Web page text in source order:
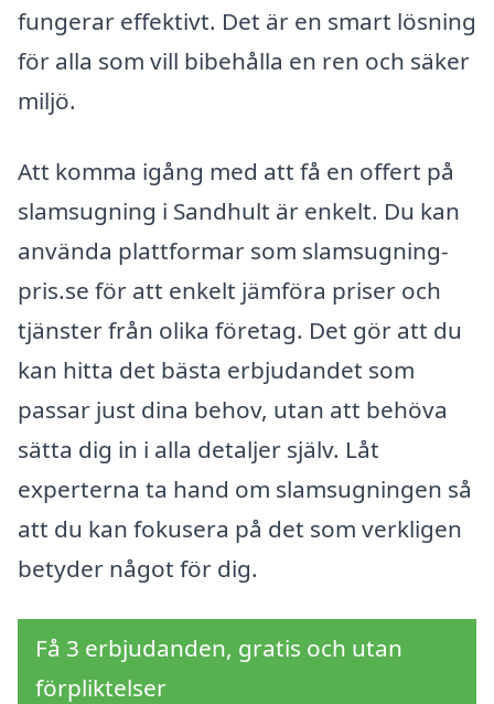
fungerar effektivt. Det är en smart lösning
för alla som vill bibehålla en ren och säker
miljö.
Att komma igång med att få en offert på
slamsugning i Sandhult är enkelt. Du kan
använda plattformar som slamsugning-
pris.se för att enkelt jämföra priser och
tjänster från olika företag. Det gör att du
kan hitta det bästa erbjudandet som
passar just dina behov, utan att behöva
sätta dig in i alla detaljer själv. Låt
experterna ta hand om slamsugningen så
att du kan fokusera på det som verkligen
betyder något för dig.
Få 3 erbjudanden, gratis och utan
förpliktelser